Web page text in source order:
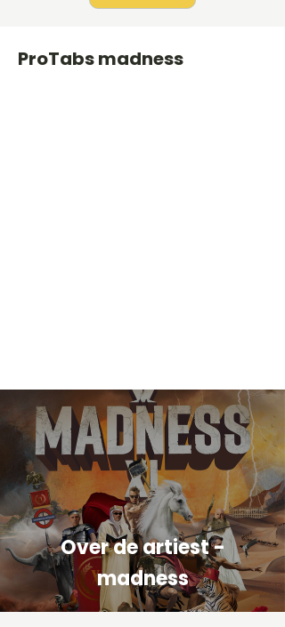
ProTabs madness
Over de artiest -
madness